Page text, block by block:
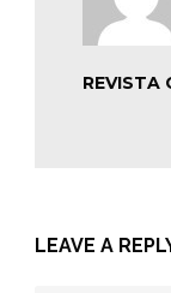
REVISTA
LEAVE A